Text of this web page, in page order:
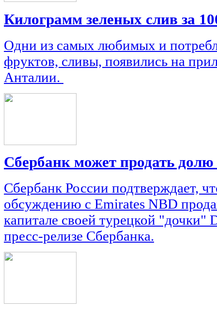
Килограмм зеленых слив за
Одни из самых любимых и
фруктов, сливы, появились на
Анталии.
Сбербанк может продать
Сбербанк России подтверждает,
обсуждению с Emirates NBD
капитале своей турецкой "дочки"
пресс-релизе Сбербанка.